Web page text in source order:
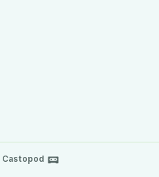
Castopod